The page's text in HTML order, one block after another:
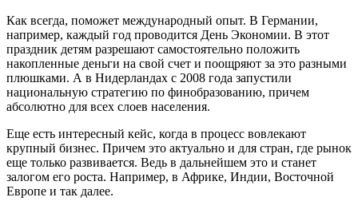
Как всегда, поможет международный опыт. В Германии,
например, каждый год проводится День Экономии. В этот
праздник детям разрешают самостоятельно положить
накопленные деньги на свой счет и поощряют за это разными
плюшками. А в Нидерландах с 2008 года запустили
национальную стратегию по финобразованию, причем
абсолютно для всех слоев населения.
Еще есть интересный кейс, когда в процесс вовлекают
крупный бизнес. Причем это актуально и для стран, где рынок
еще только развивается. Ведь в дальнейшем это и станет
залогом его роста. Например, в Африке, Индии, Восточной
Европе и так далее.